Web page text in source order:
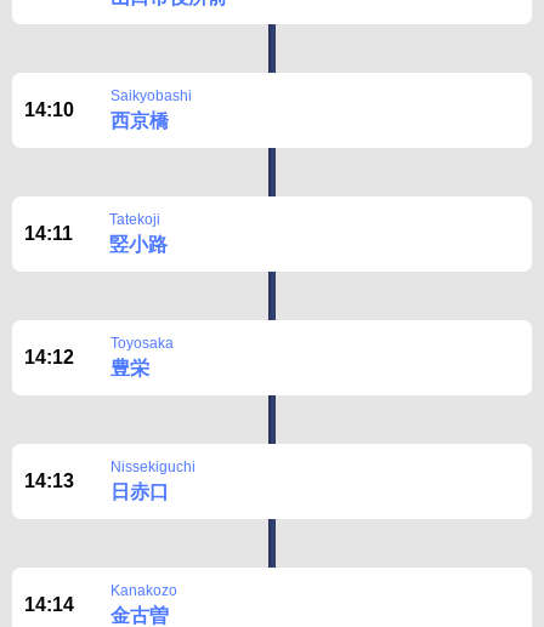
14:10
Saikyobashi
西京橋
14:11
Tatekoji
竪小路
14:12
Toyosaka
豊栄
14:13
Nissekiguchi
日赤口
14:14
Kanakozo
金古曽